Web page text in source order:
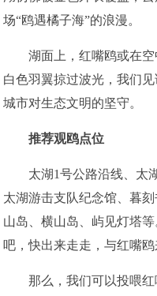
场“鸥遇橘子海”的浪漫。
湖面上，红嘴鸥或在空
白色羽翼掠过波光，我们
城市对生态文明的坚守。
推荐观鸥点位
太湖1号公路沿线、太湖
太湖游击支队纪念馆、暮
山岛、横山岛、屿见灯塔
吧，快出来走走，与红嘴鸥
那么，我们可以投喂红